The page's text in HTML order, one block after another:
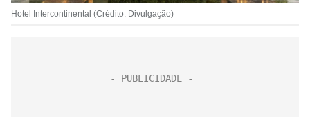
Hotel Intercontinental (Crédito: Divulgação)